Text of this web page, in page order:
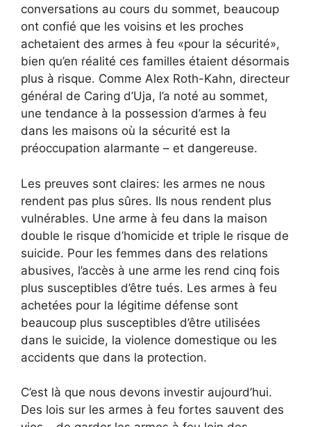
conversations au cours du sommet, beaucoup
ont confié que les voisins et les proches
achetaient des armes à feu «pour la sécurité»,
bien qu’en réalité ces familles étaient désormais
plus à risque. Comme Alex Roth-Kahn, directeur
général de Caring d’Uja, l’a noté au sommet,
une tendance à la possession d’armes à feu
dans les maisons où la sécurité est la
préoccupation alarmante – et dangereuse.
Les preuves sont claires: les armes ne nous
rendent pas plus sûres. Ils nous rendent plus
vulnérables. Une arme à feu dans la maison
double le risque d’homicide et triple le risque de
suicide. Pour les femmes dans des relations
abusives, l’accès à une arme les rend cinq fois
plus susceptibles d’être tués. Les armes à feu
achetées pour la légitime défense sont
beaucoup plus susceptibles d’être utilisées
dans le suicide, la violence domestique ou les
accidents que dans la protection.
C’est là que nous devons investir aujourd’hui.
Des lois sur les armes à feu fortes sauvent des